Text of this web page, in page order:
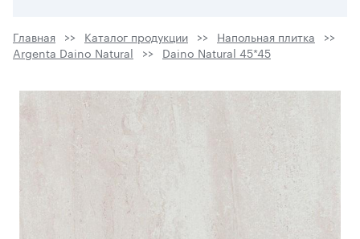
Главная Каталог продукции
Напольная плитка
Argenta Daino Natural
Daino Natural 45*45